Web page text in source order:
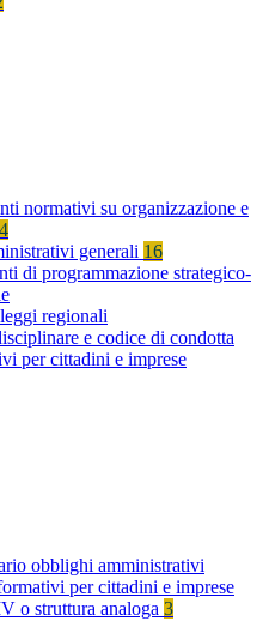
normativi su organizzazione e
generali 16
di programmazione strategico-
regionali
e codice di condotta
per cittadini e imprese
obblighi amministrativi
per cittadini e imprese
o struttura analoga 3